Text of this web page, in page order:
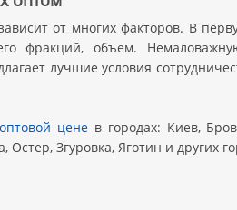
от многих факторов. В
фракций, объем.
лучшие условия
ценев городах: Киев,
Згуровка, Яготин и других